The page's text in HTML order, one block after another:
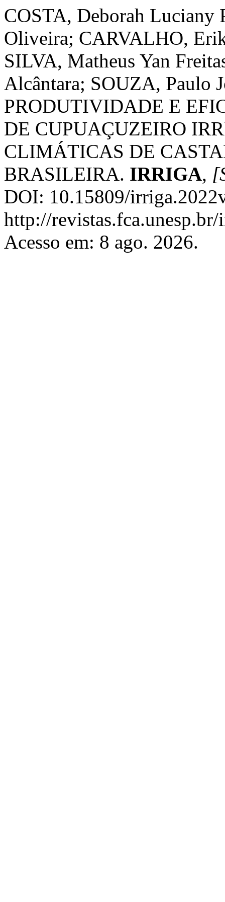
COSTA, Deborah
Oliveira; CARVALHO,
SILVA, Matheus Yan
Alcântara; SOUZA, Paulo
PRODUTIVIDADE E
DE CUPUAÇUZEIRO
CLIMÁTICAS DE
BRASILEIRA. IRRIGA,
DOI: 10.15809/
http://
Acesso em: 8 ago. 2026.